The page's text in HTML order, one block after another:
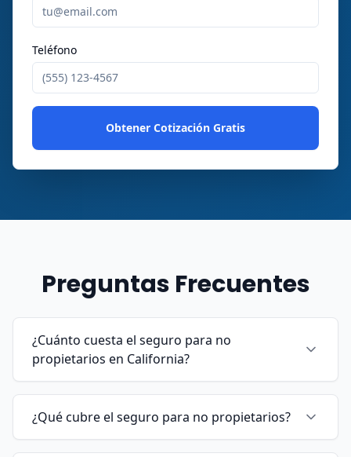
Teléfono
Obtener Cotización Gratis
Preguntas Frecuentes
¿Cuánto cuesta el seguro para no
propietarios en California?
¿Qué cubre el seguro para no propietarios?